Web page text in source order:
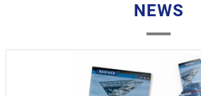
NEWS